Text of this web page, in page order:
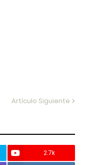
Artículo Siguiente
2.7k